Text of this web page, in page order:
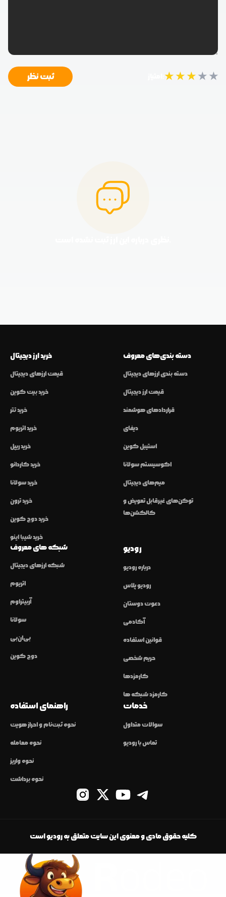
★★★★★ ثبت نظر
خرید ارز دیجیتال
قیمت ارزهای دیجیتال
خرید بیت کوین
خرید تتر
خرید اتریوم
خرید ریپل
خرید کاردانو
خرید سولانا
خرید ترون
خرید دوج کوین
خرید شیبا اینو
دسته بندی‌های معروف
دسته بندی ارزهای دیجیتال
قیمت ارز دیجیتال
قراردادهای هوشمند
دیفای
استیبل کوین
اکوسیستم سولانا
میم‌های دیجیتال
توکن‌های غیرقابل تعویض و
کالکشن‌ها
شبکه های معروف
شبکه ارزهای دیجیتال
اتریوم
آربیتراوم
سولانا
بی‌ان‌بی
دوج کوین
رودیو
درباره رودیو
رودیو پلاس
دعوت دوستان
آکادمی
قوانین استفاده
حریم شخصی
کارمزدها
کارمزد شبکه ها
راهنمای استفاده
نحوه ثبت‌نام و احراز هویت
نحوه معامله
نحوه واریز
نحوه برداشت
خدمات
سوالات متداول
تماس با رودیو
کلیه حقوق مادی و معنوی این سایت متعلق به رودیو است